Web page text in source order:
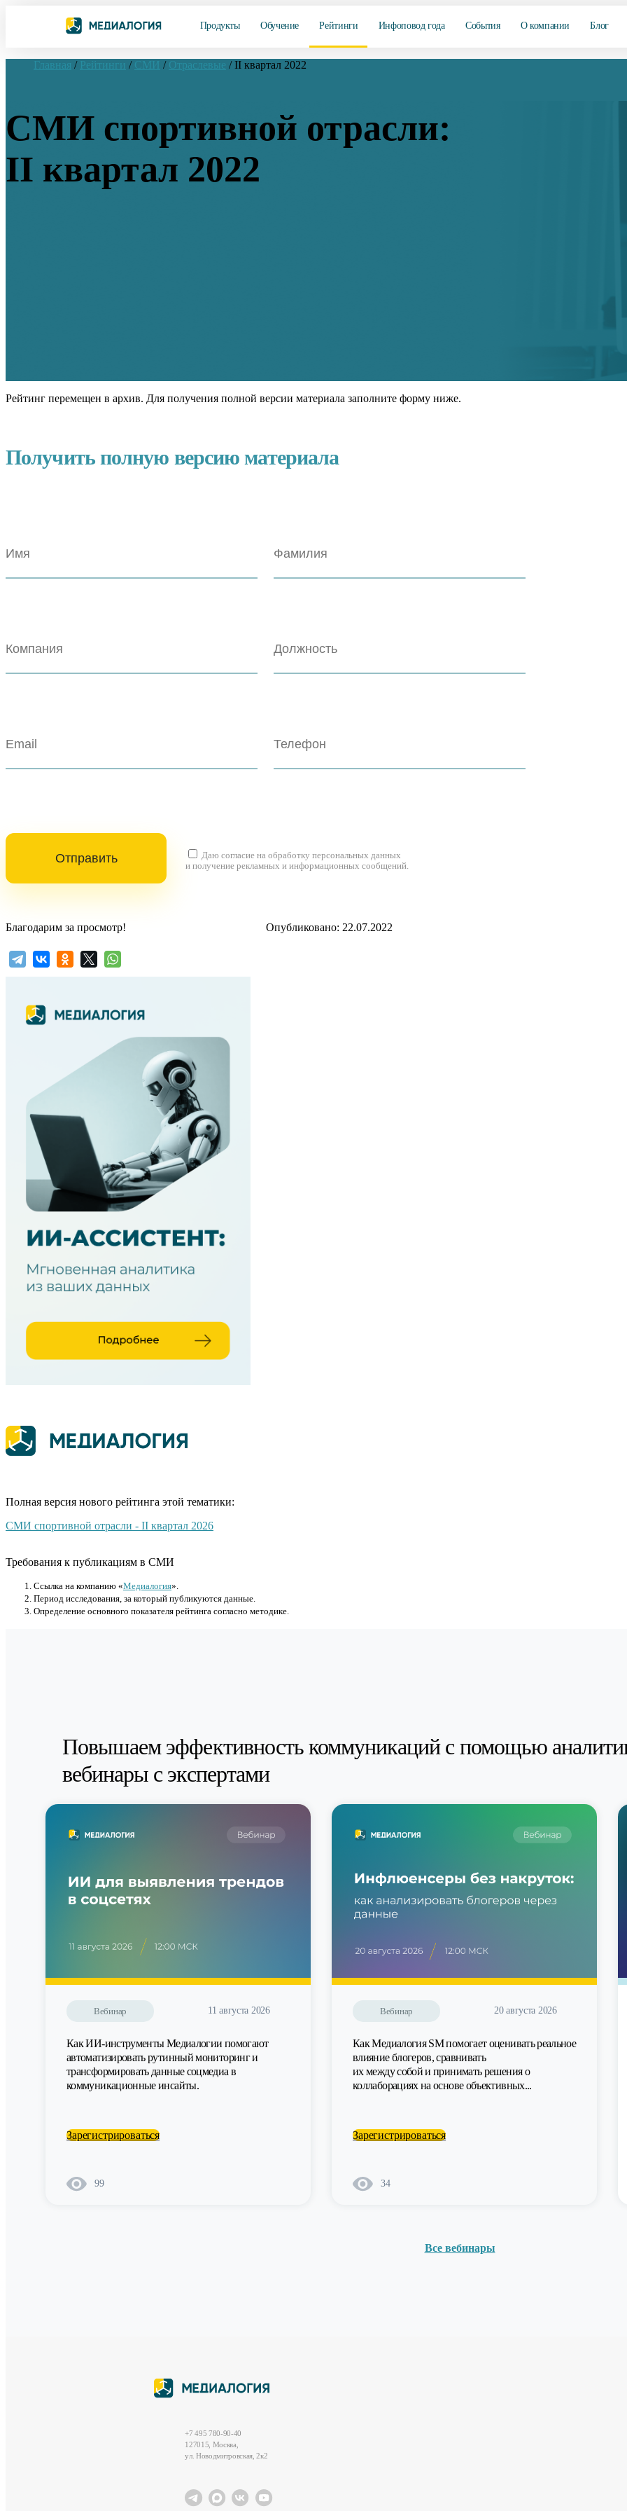
Продукты Обучение Рейтинги Инфоповод года События О компании Блог
Главная / Рейтинги / СМИ / Отраслевые / II квартал 2022
СМИ спортивной отрасли:
II квартал 2022
Рейтинг перемещен в архив. Для получения полной версии материала заполните форму ниже.
Получить полную версию материала
Даю согласие на обработку персональных данных
и получение рекламных и информационных сообщений.
Благодарим за просмотр! Опубликовано: 22.07.2022
Полная версия нового рейтинга этой тематики:
СМИ спортивной отрасли - II квартал 2026
Требования к публикациям в СМИ
Cсылка на компанию «Медиалогия».
Период исследования, за который публикуются данные.
Определение основного показателя рейтинга согласно методике.
Повышаем эффективность коммуникаций с помощью
вебинары с экспертами
Вебинар 11 августа 2026
Как ИИ-инструменты Медиалогии помогают
автоматизировать рутинный мониторинг и
трансформировать данные соцмедиа в
коммуникационные инсайты.
Зарегистрироваться
99
Вебинар 20 августа 2026
Как Медиалогия SM помогает оценивать реальное
влияние блогеров, сравнивать
их между собой и принимать решения о
коллаборациях на основе объективных...
Зарегистрироваться
34
Все вебинары
+7 495 780-90-40
127015, Москва,
ул. Новодмитровская, 2к2